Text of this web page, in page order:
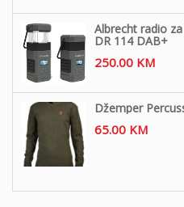
Albrecht radio
DR 114 DAB+
250.00 KM
Džemper
65.00 KM